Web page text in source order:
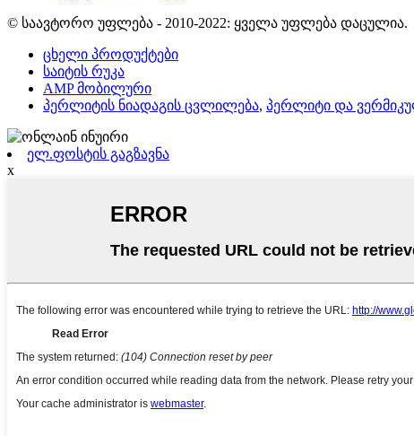
© საავტორო უფლება - 2010-2022: ყველა უფლება დაცულია.
ცხელი პროდუქტები
საიტის რუკა
AMP მობილური
პერლიტის ნიადაგის ცვლილება, პერლიტი და
ელ.ფოსტის გაგზავნა
x